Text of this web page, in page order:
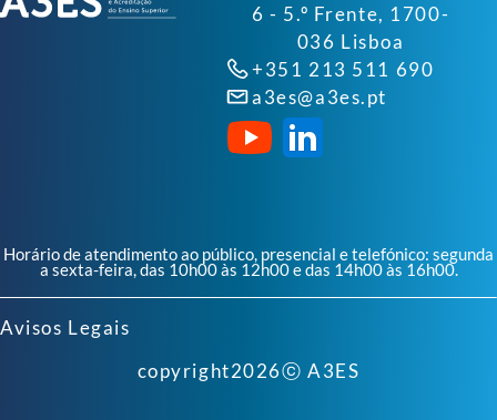
6 - 5.º Frente, 1700-
036 Lisboa
+351 213 511 690
a3es@a3es.pt
Horário de atendimento ao público, presencial e telefónico: segunda
a sexta-feira, das 10h00 às 12h00 e das 14h00 às 16h00.
Avisos Legais
copyright2026ⓒ A3ES